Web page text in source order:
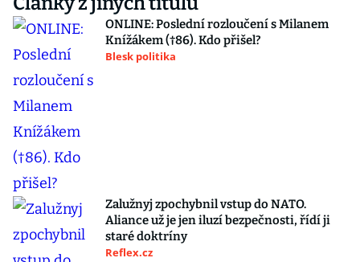
ONLINE: Poslední rozloučení s Milanem
Knížákem (†86). Kdo přišel?
Blesk politika
Zalužnyj zpochybnil vstup do NATO.
Aliance už je jen iluzí bezpečnosti, řídí ji
staré doktríny
Reflex.cz